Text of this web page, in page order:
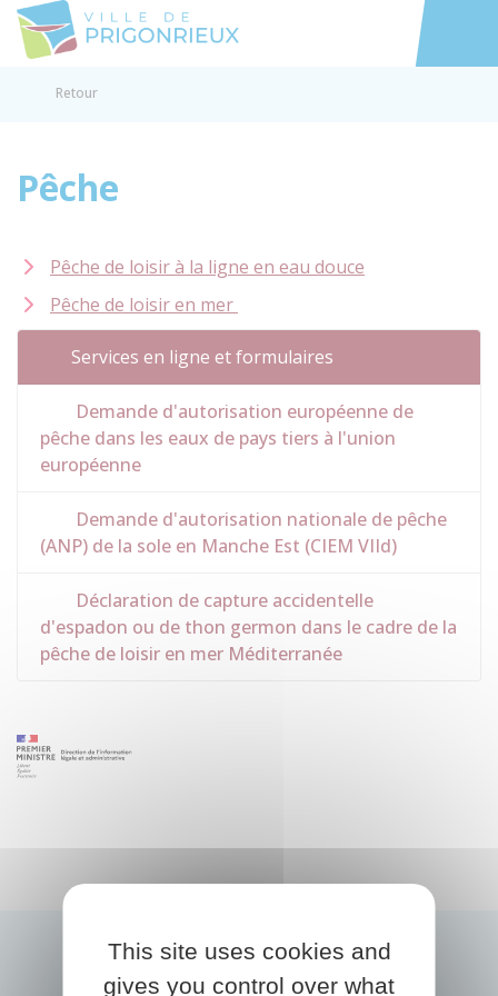
Accéder
Retour
Pêche
Pêche de loisir à la ligne en eau douce
Pêche de loisir en mer
Services en ligne et formulaires
Demande d'autorisation européenne de
pêche dans les eaux de pays tiers à l'union
européenne
Demande d'autorisation nationale de pêche
(ANP) de la sole en Manche Est (CIEM VIId)
Déclaration de capture accidentelle
d'espadon ou de thon germon dans le cadre de la
pêche de loisir en mer Méditerranée
This site uses cookies and
gives you control over what